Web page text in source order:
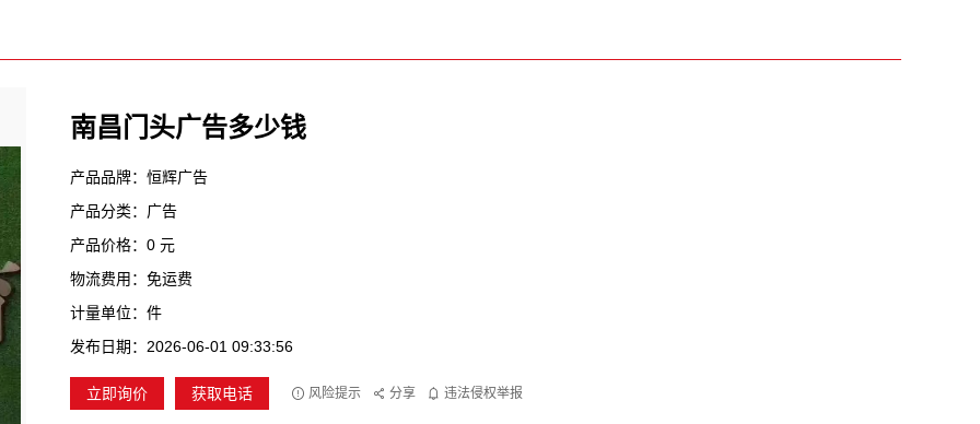
南昌门头广告多少钱
产品品牌：恒辉广告
产品分类：广告
产品价格：0 元
物流费用：免运费
计量单位：件
发布日期：2026-06-01 09:33:56
立即询价 获取电话 风险提示 分享 违法侵权举报